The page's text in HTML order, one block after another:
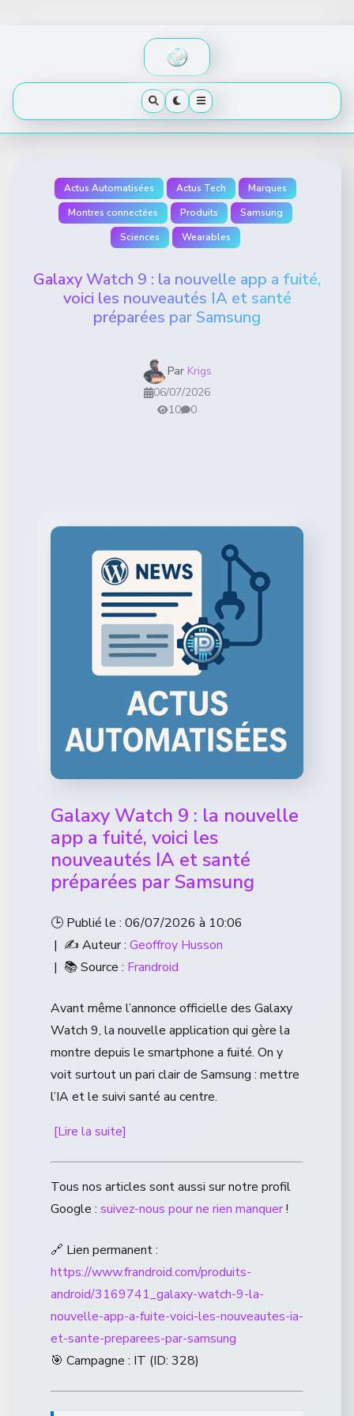
Actus Automatisées Actus Tech
Marques
Montres connectées
Produits
Samsung
Sciences
Wearables
Galaxy Watch 9 : la nouvelle app a fuité,
voici les nouveautés IA et santé
préparées par Samsung
Par Krigs
06/07/2026
10
0
Galaxy Watch 9 : la nouvelle
app a fuité, voici les
nouveautés IA et santé
préparées par Samsung
🕒 Publié le : 06/07/2026 à 10:06
| ✍️ Auteur : Geoffroy Husson
| 📚 Source : Frandroid
Avant même l’annonce officielle des Galaxy
Watch 9, la nouvelle application qui gère la
montre depuis le smartphone a fuité. On y
voit surtout un pari clair de Samsung : mettre
l’IA et le suivi santé au centre.
[Lire la suite]
Tous nos articles sont aussi sur notre profil
Google : suivez-nous pour ne rien manquer!
🔗 Lien permanent :
https://www.frandroid.com/produits-
android/3169741_galaxy-watch-9-la-
nouvelle-app-a-fuite-voici-les-nouveautes-ia-
et-sante-preparees-par-samsung
🎯 Campagne : IT (ID: 328)